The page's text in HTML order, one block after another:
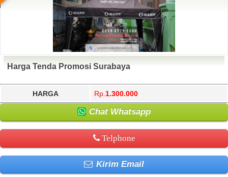
Harga Tenda Promosi Surabaya
HARGA Rp. 1.300.000
Chat Whatsapp
Telphone
Kirim Email